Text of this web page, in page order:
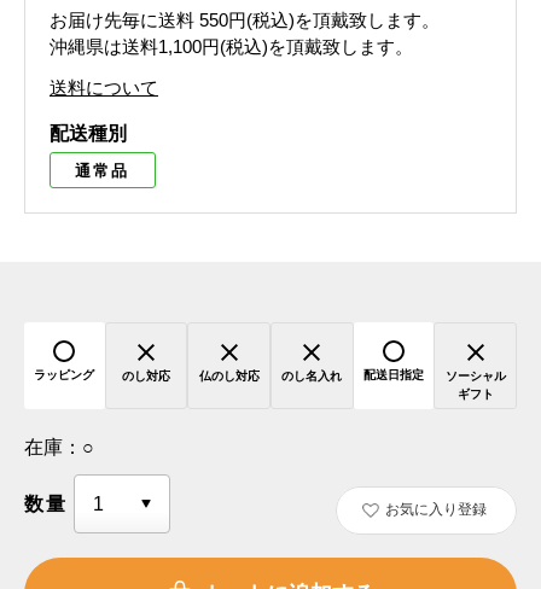
お届け先毎に送料 550円(税込)を頂戴致します。
沖縄県は送料1,100円(税込)を頂戴致します。
送料について
配送種別
通常品
ラッピング のし対応 仏のし対応 のし名入れ 配送日指定
ソーシャル
ギフト
在庫： ○
数量 お気に入り登録